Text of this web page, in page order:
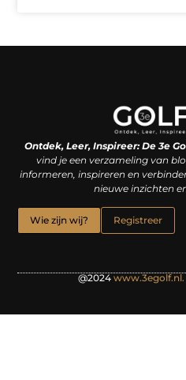
Ontdek, Leer, Inspireer: De 3e
vind je een verzameling van
informeren, inspireren en
nieuwe inzichten
Wie zijn wij? Registreer
@2024www.3egolf.nl.